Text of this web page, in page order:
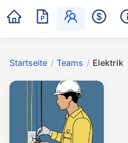
Startseite / Teams / Elektrik